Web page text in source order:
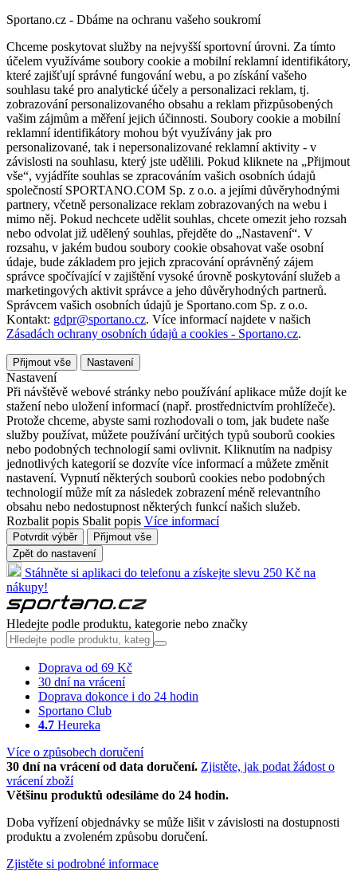
Sportano.cz - Dbáme na ochranu vašeho soukromí
Chceme poskytovat služby na nejvyšší sportovní úrovni. Za tímto
účelem využíváme soubory cookie a mobilní reklamní identifikátory,
které zajišťují správné fungování webu, a po získání vašeho
souhlasu také pro analytické účely a personalizaci reklam, tj.
zobrazování personalizovaného obsahu a reklam přizpůsobených
vašim zájmům a měření jejich účinnosti. Soubory cookie a mobilní
reklamní identifikátory mohou být využívány jak pro
personalizované, tak i nepersonalizované reklamní aktivity - v
závislosti na souhlasu, který jste udělili. Pokud kliknete na „Přijmout
vše“, vyjádříte souhlas se zpracováním vašich osobních údajů
společností SPORTANO.COM Sp. z o.o. a jejími důvěryhodnými
partnery, včetně personalizace reklam zobrazovaných na webu i
mimo něj. Pokud nechcete udělit souhlas, chcete omezit jeho rozsah
nebo odvolat již udělený souhlas, přejděte do „Nastavení“. V
rozsahu, v jakém budou soubory cookie obsahovat vaše osobní
údaje, bude základem pro jejich zpracování oprávněný zájem
správce spočívající v zajištění vysoké úrovně poskytování služeb a
marketingových aktivit správce a jeho důvěryhodných partnerů.
Správcem vašich osobních údajů je Sportano.com Sp. z o.o.
Kontakt: gdpr@sportano.cz. Více informací najdete v našich
Zásadách ochrany osobních údajů a cookies - Sportano.cz.
Přijmout vše Nastavení
Nastavení
Při návštěvě webové stránky nebo používání aplikace může dojít ke
stažení nebo uložení informací (např. prostřednictvím prohlížeče).
Protože chceme, abyste sami rozhodovali o tom, jak budete naše
služby používat, můžete používání určitých typů souborů cookies
nebo podobných technologií sami ovlivnit. Kliknutím na nadpisy
jednotlivých kategorií se dozvíte více informací a můžete změnit
nastavení. Vypnutí některých souborů cookies nebo podobných
technologií může mít za následek zobrazení méně relevantního
obsahu nebo nedostupnost některých funkcí našich služeb.
Rozbalit popis Sbalit popis Více informací
Potvrdit výběr
Přijmout vše
Zpět do nastavení
Stáhněte si aplikaci do telefonu a získejte slevu 250 Kč na
nákupy!
Hledejte podle produktu, kategorie nebo značky
Doprava od 69 Kč
30 dní na vrácení
Doprava dokonce i do 24 hodin
Sportano Club
4.7 Heureka
Více o způsobech doručení
30 dní na vrácení od data doručení. Zjistěte, jak podat žádost o
vrácení zboží
Většinu produktů odesíláme do 24 hodin.
Doba vyřízení objednávky se může lišit v závislosti na dostupnosti
produktu a zvoleném způsobu doručení.
Zjistěte si podrobné informace